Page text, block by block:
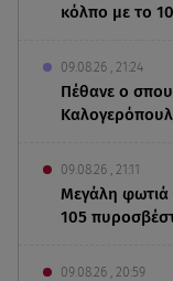
κόλπο με το
09.08.26 , 21:24
Πέθανε ο
09.08.26 , 21:11
Μεγάλη φωτιά
105
09.08.26 , 20:59